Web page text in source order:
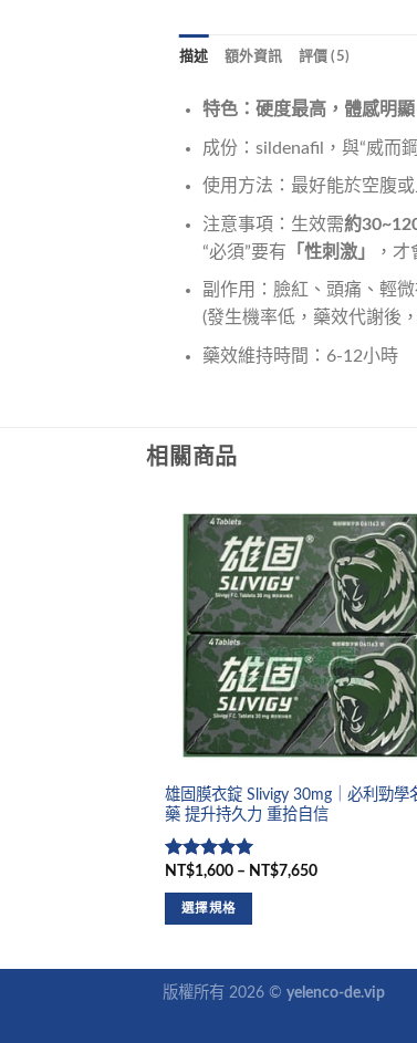
描述 額外資訊 評價 (5)
特色：硬度最高，體感明
成份：sildenafil，與“威而
使用方法：最好能於空腹
注意事項：生效需約
“必須”要有
「性刺激」 ，才
副作用：臉紅、頭痛、輕
(發生機率低，藥效代謝後
藥效維持時間：6-12小時
相關商品
雄固膜衣錠 Slivigy 30mg｜必利勁學
藥 提升持久力 重拾自信
評分5滿
分 5
NT$1,600 – NT$7,650
選擇規格
版權所有 2026 © yelenco-de.vip